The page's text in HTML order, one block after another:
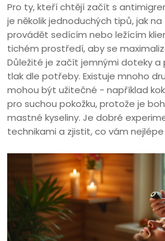
Pro ty, kteří chtějí začít s
je několik jednoduchých tipů, jak na
provádět sedícím nebo ležícím
tichém prostředí, aby se
Důležité je začít jemnými doteky
tlak dle potřeby. Existuje mnoho
mohou být užitečné - například
pro suchou pokožku, protože je
mastné kyseliny. Je dobré
technikami a zjistit, co vám nejlépe